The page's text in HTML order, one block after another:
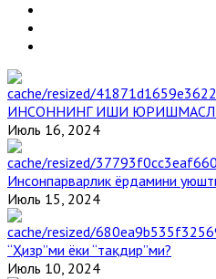
ИНСОННИНГ ИШИ
Июль 16, 2024
Инсонпарварлик ёрдамини
Июль 15, 2024
“Ҳизр”ми ёки “тақдир”ми?
Июль 10, 2024